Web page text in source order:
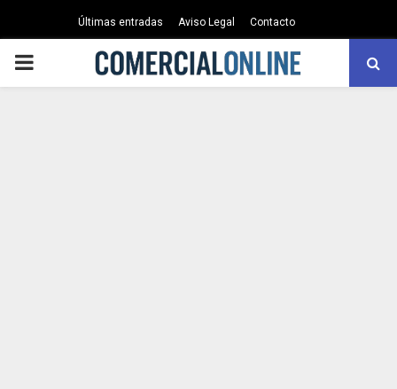
Últimas entradas Aviso Legal Contacto
PRIMARY